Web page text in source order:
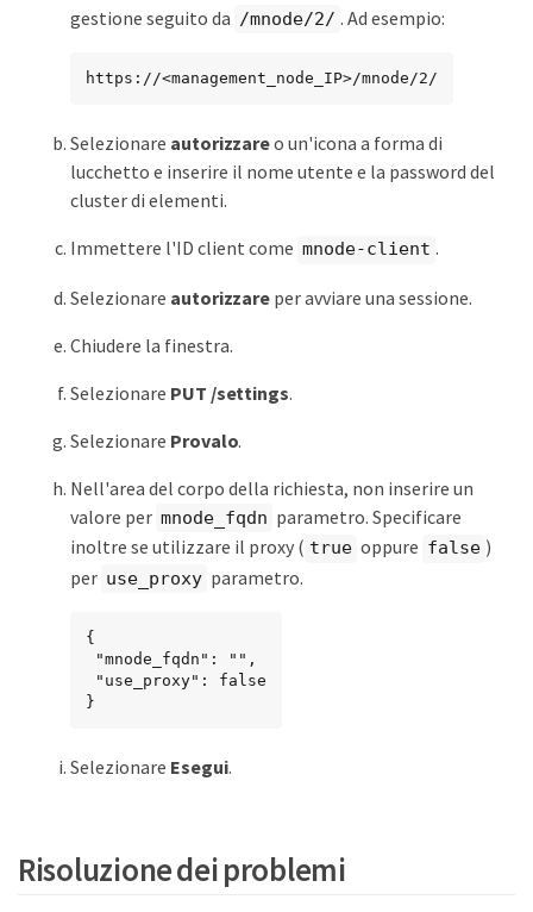
gestione seguito da /mnode/2/ . Ad esempio:
https://<management_node_IP>/mnode/2/
Selezionare autorizzareo un'icona a forma di
lucchetto e inserire il nome utente e la password del
cluster di elementi.
Immettere l'ID client come mnode-client .
Selezionare autorizzare per avviare una sessione.
Chiudere la finestra.
Selezionare PUT /settings.
Selezionare Provalo.
Nell'area del corpo della richiesta, non inserire un
valore per mnode_fqdn parametro. Specificare
inoltre se utilizzare il proxy ( true oppure false )
per use_proxy parametro.
{
}
Selezionare Esegui.
Risoluzione dei problemi